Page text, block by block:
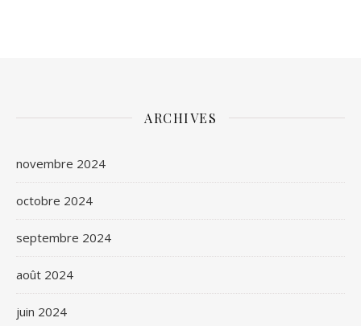
ARCHIVES
novembre 2024
octobre 2024
septembre 2024
août 2024
juin 2024